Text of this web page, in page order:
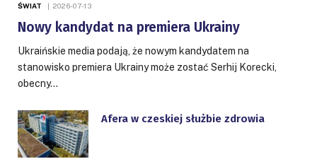
ŚWIAT 2026-07-13
Nowy kandydat na premiera Ukrainy
Ukraińskie media podają, że nowym kandydatem na
stanowisko premiera Ukrainy może zostać Serhij Korecki,
obecny…
Afera w czeskiej służbie zdrowia